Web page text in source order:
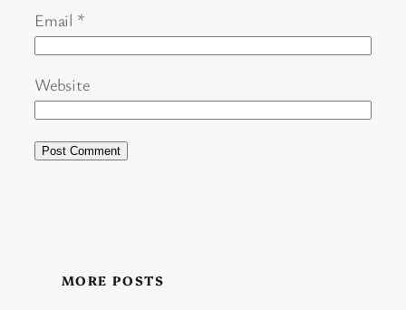
Email *
Website
MORE POSTS